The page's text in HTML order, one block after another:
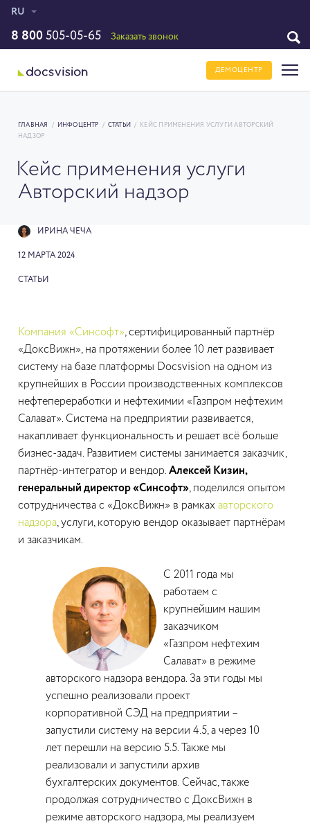
RU
8 800 505-05-65 Заказать звонок
ДЕМОЦЕНТР
ГЛАВНАЯ / ИНФОЦЕНТР / СТАТЬИ /
КЕЙС ПРИМЕНЕНИЯ УСЛУГИ АВТОРСКИЙ
НАДЗОР
Кейс применения услуги
Авторский надзор
ИРИНА ЧЕЧА
12 МАРТА 2024
СТАТЬИ
Компания «Синсофт», сертифицированный партнёр
«ДоксВижн», на протяжении более 10 лет развивает
систему на базе платформы Docsvision на одном из
крупнейших в России производственных комплексов
нефтепереработки и нефтехимии «Газпром нефтехим
Салават». Система на предприятии развивается,
накапливает функциональность и решает всё больше
бизнес-задач. Развитием системы занимается заказчик,
партнёр-интегратор и вендор. Алексей Кизин,
генеральный директор «Синсофт», поделился опытом
сотрудничества с «ДоксВижн» в рамках авторского
надзора, услуги, которую вендор оказывает партнёрам
и заказчикам.
С 2011 года мы
работаем с
крупнейшим нашим
заказчиком
«Газпром нефтехим
Салават» в режиме
авторского надзора вендора. За эти годы мы
успешно реализовали проект
корпоративной СЭД на предприятии –
запустили систему на версии 4.5, а через 10
лет перешли на версию 5.5. Также мы
реализовали и запустили архив
бухгалтерских документов. Сейчас, также
продолжая сотрудничество с ДоксВижн в
режиме авторского надзора, мы реализуем